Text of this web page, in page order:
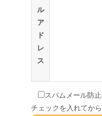
ル
ア
ド
レ
ス
スパムメール防
チェックを入れてか